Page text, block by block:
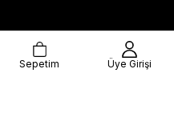
- Tüm Hakları Saklıdır.
Sepetim Üye Girişi